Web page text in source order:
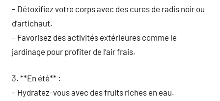
– Détoxifiez votre corps avec des cures de radis noir ou
d’artichaut.
– Favorisez des activités extérieures comme le
jardinage pour profiter de l’air frais.
3. **En été** :
– Hydratez-vous avec des fruits riches en eau.